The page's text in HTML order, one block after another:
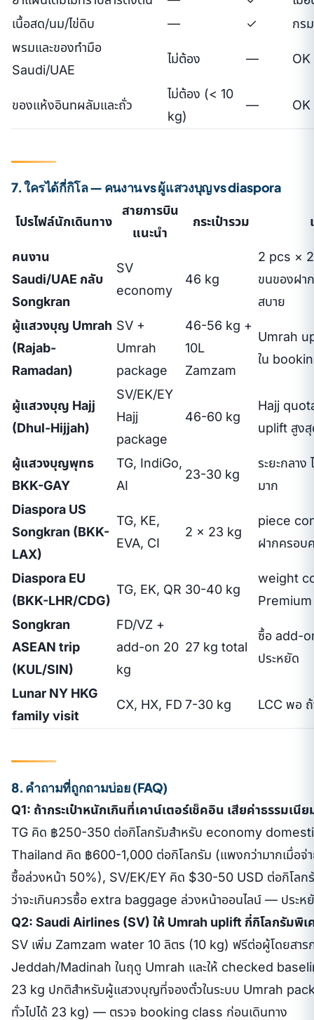
เนื้อสด/นม/ไข่ดิบ
— ✓
กร
พรมและของทำมือ
Saudi/UAE
ไม่ต้อง — OK
ของแห้งอินทผลัมและถั่ว
ไม่ต้อง (< 10
kg)
— OK
7. ใครได้กี่กิโล — คนงาน vs ผู้แสวงบุญ vs diaspora
โปรไฟล์นักเดินทาง
สายการบิน
แนะนำ
กระเป๋ารวม
คนงาน
Saudi/UAE กลับ
Songkran
SV
economy
46 kg
2 pcs ×
ขนของฝา
สบาย
ผู้แสวงบุญ Umrah
(Rajab-
Ramadan)
SV +
Umrah
package
46-56 kg +
10L
Zamzam
Umrah
ใน
ผู้แสวงบุญ Hajj
(Dhul-Hijjah)
SV/EK/EY
Hajj
package
46-60 kg
Hajj
uplift สูง
ผู้แสวงบุญพุทธ
BKK-GAY
TG, IndiGo,
AI
23-30 kg
ระยะกลาง
มาก
Diaspora US
Songkran (BKK-
LAX)
TG, KE,
EVA, CI
2 × 23 kg
piece
ฝากครอบ
Diaspora EU
(BKK-LHR/CDG)
TG, EK, QR 30-40 kg
weight
Songkran
ASEAN trip
(KUL/SIN)
FD/VZ +
add-on 20
kg
27 kg total
ซื้อ add-
ประหยัด
Lunar NY HKG
family visit
CX, HX, FD 7-30 kg LCC พอ ถ้
8. คำถามที่ถูกถามบ่อย (FAQ)
Q1: ถ้ากระเป๋าหนักเกินที่เคาน์เตอร์เช็คอิน เสียค่าธรรมเนีย
TG คิด ฿250-350 ต่อกิโลกรัมสำหรับ economy
Thailand คิด ฿600-1,000 ต่อกิโลกรัม (แพงกว่ามากเมื่อจ่
ซื้อล่วงหน้า 50%), SV/EK/EY คิด $30-50 USD ต่อกิโลก
ว่าจะเกินควรซื้อ extra baggage ล่วงหน้าออนไลน์ — ประ
Q2: Saudi Airlines (SV) ให้ Umrah uplift กี่กิโลกรัมพิเ
SV เพิ่ม Zamzam water 10 ลิตร (10 kg) ฟรีต่อผู้โดยสาร
Jeddah/Madinah ในฤดู Umrah และให้ checked
23 kg ปกติสำหรับผู้แสวงบุญที่จองตั๋วในระบบ Umrah
ทั่วไปได้ 23 kg) — ตรวจ booking class ก่อนเดินทาง